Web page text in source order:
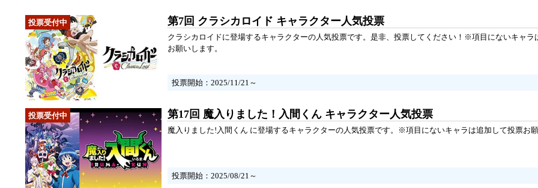
第7回 クラシカロイド キャラクター人気投票
クラシカロイドに登場するキャラクターの人気投票です。是非、投票してください！※項目にないキャラ
お願いします。
投票開始：2025/11/21～
第17回 魔入りました！入間くん キャラクター人気投票
魔入りました!入間くん に登場するキャラクターの人気投票です。※項目にないキャラは追加して投票お
投票開始：2025/08/21～